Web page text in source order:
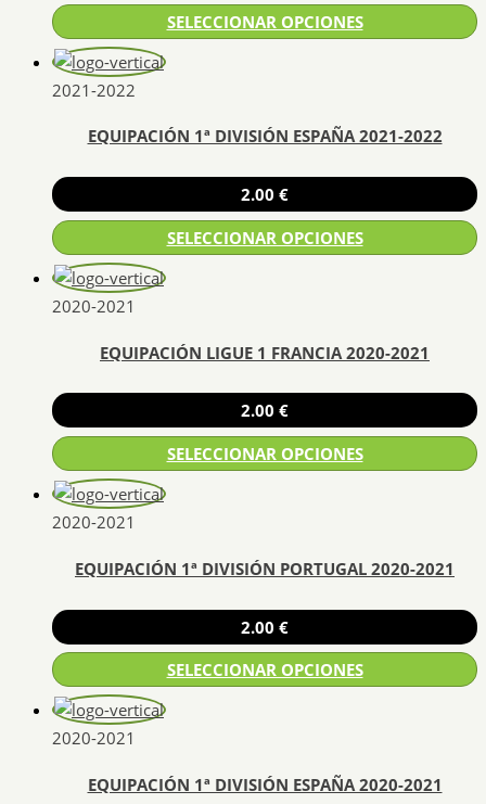
SELECCIONAR OPCIONES
Este
producto
múltiples
Las
opciones
se
pueden
elegir
en
de
producto
2021-2022
EQUIPACIÓN 1ª DIVISIÓN ESPAÑA 2021-2022
2.00 €
SELECCIONAR OPCIONES
Este
producto
múltiples
Las
opciones
se
pueden
elegir
en
de
producto
2020-2021
EQUIPACIÓN LIGUE 1 FRANCIA 2020-2021
2.00 €
SELECCIONAR OPCIONES
Este
producto
múltiples
Las
opciones
se
pueden
elegir
en
2020-2021
EQUIPACIÓN 1ª DIVISIÓN PORTUGAL 2020-2021
2.00 €
SELECCIONAR OPCIONES
Este
producto
múltiples
2020-2021
EQUIPACIÓN 1ª DIVISIÓN ESPAÑA 2020-2021